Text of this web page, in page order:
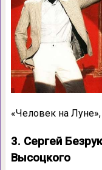
«Человек на Луне»,
3. Сергей
Высоцкого